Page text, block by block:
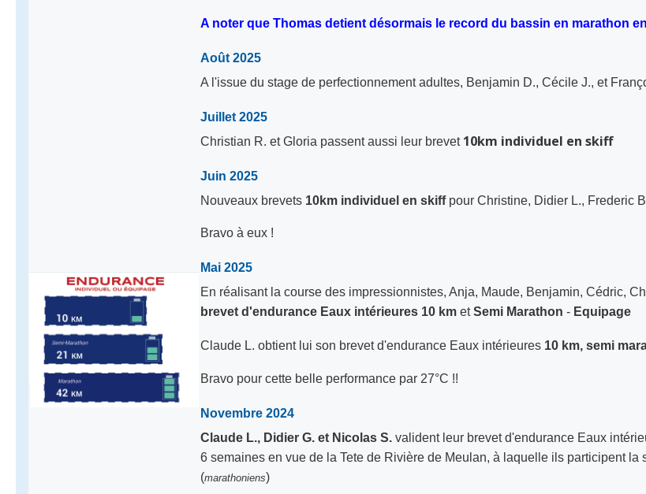
A noter que Thomas detient désormais le record du bassin en marathon
Août 2025
A l'issue du stage de perfectionnement adultes, Benjamin D., Cécile J., et
Juillet 2025
Christian R. et Gloria passent aussi leur brevet 10km individuel en skiff
Juin 2025
Nouveaux brevets 10km individuel en skiffpour Christine, Didier L., Frederic
Bravo à eux !
Mai 2025
En réalisant la course des impressionnistes, Anja, Maude, Benjamin, Cédric,
brevet d'endurance Eaux intérieures 10 km etSemi Marathon - Equipage
Claude L. obtient lui son brevet d'endurance Eaux intérieures 10 km, semi
Bravo pour cette belle performance par 27°C !!
Novembre 2024
Claude L., Didier G. et Nicolas S. valident leur brevet d'endurance Eaux
6 semaines en vue de la Tete de Rivière de Meulan, à laquelle ils participent
(marathoniens)